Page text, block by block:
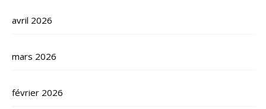
avril 2026
mars 2026
février 2026